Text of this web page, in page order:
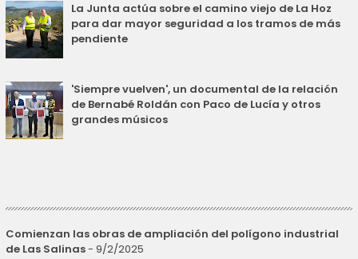
La Junta actúa sobre el camino viejo de La Hoz
para dar mayor seguridad a los tramos de más
pendiente
'Siempre vuelven', un documental de la relación
de Bernabé Roldán con Paco de Lucía y otros
grandes músicos
Comienzan las obras de ampliación del polígono industrial
de Las Salinas- 9/2/2025